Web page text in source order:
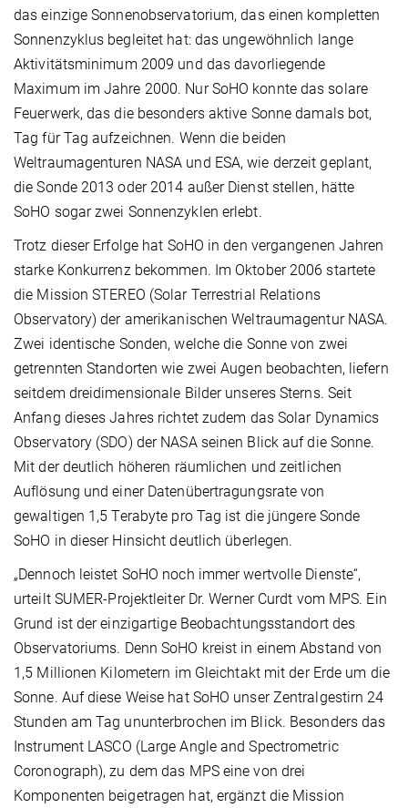
das einzige Sonnenobservatorium, das einen kompletten
Sonnenzyklus begleitet hat: das ungewöhnlich lange
Aktivitätsminimum 2009 und das davorliegende
Maximum im Jahre 2000. Nur SoHO konnte das solare
Feuerwerk, das die besonders aktive Sonne damals bot,
Tag für Tag aufzeichnen. Wenn die beiden
Weltraumagenturen NASA und ESA, wie derzeit geplant,
die Sonde 2013 oder 2014 außer Dienst stellen, hätte
SoHO sogar zwei Sonnenzyklen erlebt.
Trotz dieser Erfolge hat SoHO in den vergangenen Jahren
starke Konkurrenz bekommen. Im Oktober 2006 startete
die Mission STEREO (Solar Terrestrial Relations
Observatory) der amerikanischen Weltraumagentur NASA.
Zwei identische Sonden, welche die Sonne von zwei
getrennten Standorten wie zwei Augen beobachten, liefern
seitdem dreidimensionale Bilder unseres Sterns. Seit
Anfang dieses Jahres richtet zudem das Solar Dynamics
Observatory (SDO) der NASA seinen Blick auf die Sonne.
Mit der deutlich höheren räumlichen und zeitlichen
Auflösung und einer Datenübertragungsrate von
gewaltigen 1,5 Terabyte pro Tag ist die jüngere Sonde
SoHO in dieser Hinsicht deutlich überlegen.
„Dennoch leistet SoHO noch immer wertvolle Dienste“,
urteilt SUMER-Projektleiter Dr. Werner Curdt vom MPS. Ein
Grund ist der einzigartige Beobachtungsstandort des
Observatoriums. Denn SoHO kreist in einem Abstand von
1,5 Millionen Kilometern im Gleichtakt mit der Erde um die
Sonne. Auf diese Weise hat SoHO unser Zentralgestirn 24
Stunden am Tag ununterbrochen im Blick. Besonders das
Instrument LASCO (Large Angle and Spectrometric
Coronograph), zu dem das MPS eine von drei
Komponenten beigetragen hat, ergänzt die Mission